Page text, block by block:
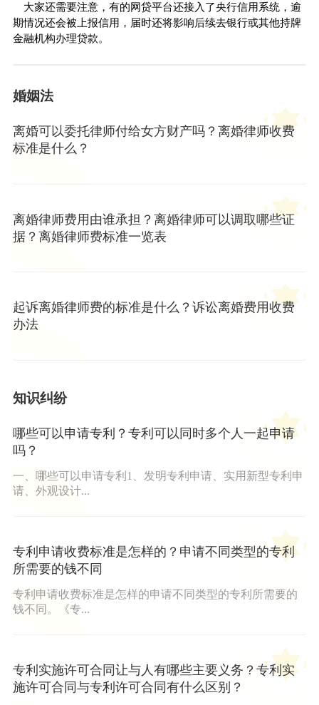
大家还需要注意，有的网贷平台还接入了央行信用系统，逾
期情况还会被上报信用，届时还将影响后续去银行或其他持牌
金融机构办理贷款。
婚姻法
离婚可以委托律师付给女方财产吗？离婚律师收费
标准是什么？
离婚律师费用由谁承担？离婚律师可以调取哪些证
据？离婚律师费标准一览表
起诉离婚律师费的标准是什么？诉讼离婚费用收费
办法
知识纠纷
哪些可以申请专利？专利可以同时多个人一起申请
吗？
一、哪些可以申请专利1、发明专利申请、实用新型专利申
请、外观设计...
专利申请收费标准是怎样的？申请不同类型的专利
所需要的钱不同
专利申请收费标准是怎样的申请不同类型的专利所需要的
钱不同。《专...
专利实施许可合同让与人有哪些主要义务？专利实
施许可合同与专利许可合同有什么区别？